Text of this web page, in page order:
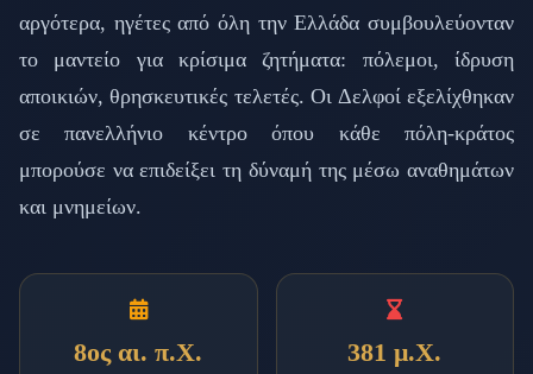
αργότερα, ηγέτες από όλη την Ελλάδα συμβουλεύονταν
το μαντείο για κρίσιμα ζητήματα: πόλεμοι, ίδρυση
αποικιών, θρησκευτικές τελετές. Οι Δελφοί εξελίχθηκαν
σε πανελλήνιο κέντρο όπου κάθε πόλη-κράτος
μπορούσε να επιδείξει τη δύναμή της μέσω αναθημάτων
και μνημείων.
8ος αι. π.Χ. 381 μ.Χ.